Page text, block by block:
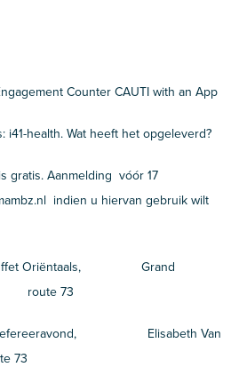
Counter CAUTI with an App
i41-health. Wat heeft het opgeleverd?
gratis. Aanmelding vóór 17
indien u hiervan gebruik wilt
Oriëntaals, Grand
73
Elisabeth Van
73